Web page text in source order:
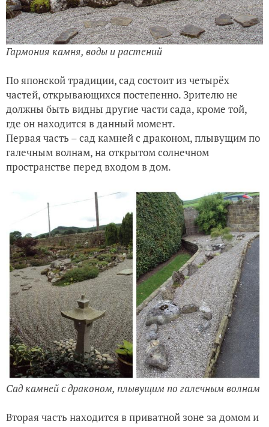
Гармония камня, воды и растений
По японской традиции, сад состоит из четырёх
частей, открывающихся постепенно. Зрителю не
должны быть видны другие части сада, кроме той,
где он находится в данный момент.
Первая часть – сад камней с драконом, плывущим по
галечным волнам, на открытом солнечном
пространстве перед входом в дом.
Сад камней с драконом, плывущим по галечным волнам
Вторая часть находится в приватной зоне за домом и